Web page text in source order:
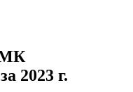
2023 г.